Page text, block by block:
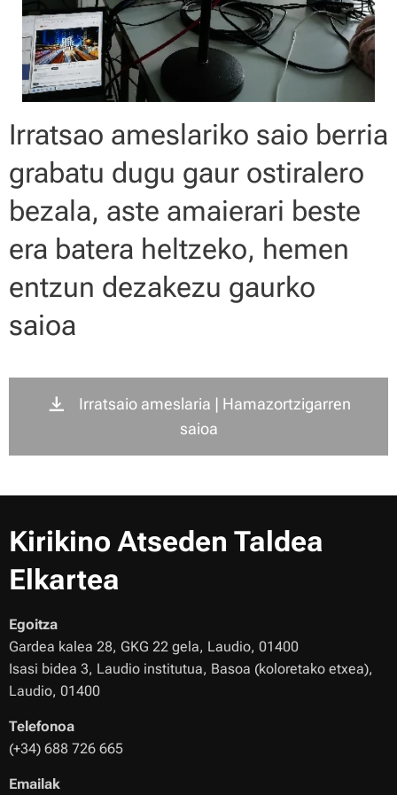
Irratsao ameslariko saio berria
grabatu dugu gaur ostiralero
bezala, aste amaierari beste
era batera heltzeko, hemen
entzun dezakezu gaurko
saioa
Irratsaio ameslaria | Hamazortzigarren
saioa
Kirikino Atseden Taldea
Elkartea
Egoitza
Gardea kalea 28, GKG 22 gela, Laudio, 01400
Isasi bidea 3, Laudio institutua, Basoa (koloretako etxea),
Laudio, 01400
Telefonoa
(+34) 688 726 665
Emailak